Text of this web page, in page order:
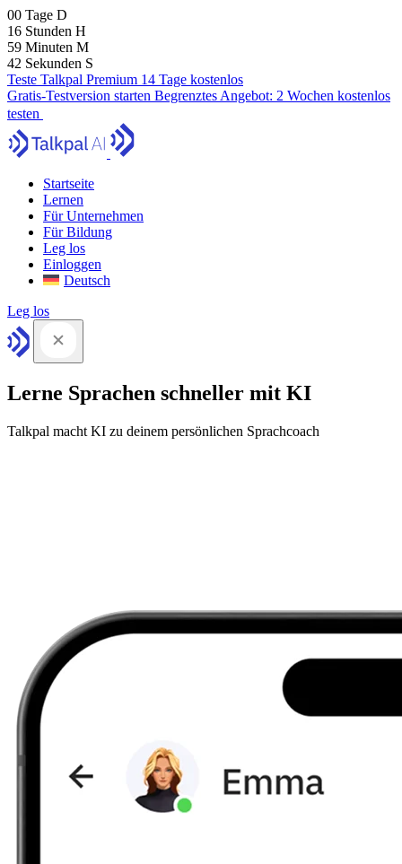
00 Tage D
16 Stunden H
59 Minuten M
41 Sekunden S
Teste Talkpal Premium 14 Tage kostenlos
Gratis-Testversion starten Begrenztes Angebot: 2 Wochen kostenlos
testen
Startseite
Lernen
Für Unternehmen
Für Bildung
Leg los
Einloggen
Deutsch
Leg los
Lerne Sprachen schneller mit KI
Talkpal macht KI zu deinem persönlichen Sprachcoach